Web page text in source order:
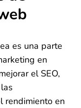
es una parte
en
el SEO,
rendimiento en